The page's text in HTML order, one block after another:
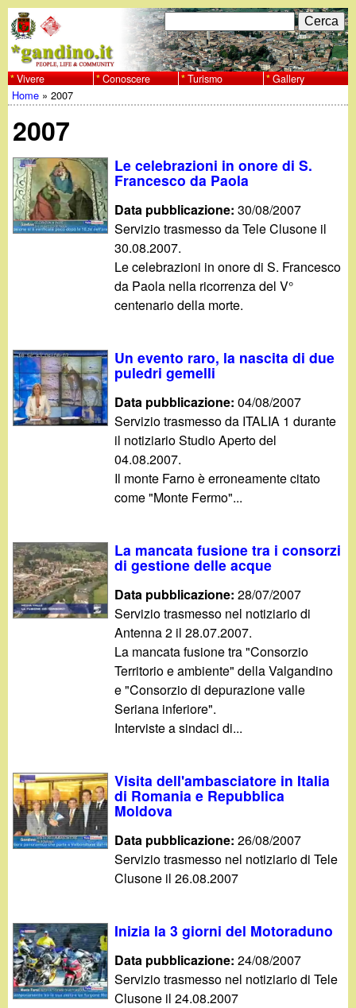
al
contenuto
w
w
w
.
g
d
i
n
i
t
F
o
r
d
i
r
i
c
e
c
a
C
e
r
c
Vivere Conoscere Turismo Gallery
Tu
sei
qui
Home »2007
2007
Le celebrazioni in onore di S.
Francesco da Paola
Data pubblicazione:30/08/2007
Servizio trasmesso da Tele Clusone il
30.08.2007.
Le celebrazioni in onore di S. Francesco
da Paola nella ricorrenza del V°
centenario della morte.
Un evento raro, la nascita di due
puledri gemelli
Data pubblicazione:04/08/2007
Servizio trasmesso da ITALIA 1 durante
il notiziario Studio Aperto del
04.08.2007.
Il monte Farno è erroneamente citato
come "Monte Fermo"...
La mancata fusione tra i consorzi
di gestione delle acque
Data pubblicazione:28/07/2007
Servizio trasmesso nel notiziario di
Antenna 2 il 28.07.2007.
La mancata fusione tra "Consorzio
Territorio e ambiente" della Valgandino
e "Consorzio di depurazione valle
Seriana inferiore".
Interviste a sindaci di...
Visita dell'ambasciatore in Italia
di Romania e Repubblica
Moldova
Data pubblicazione:26/08/2007
Servizio trasmesso nel notiziario di Tele
Clusone il 26.08.2007
Inizia la 3 giorni del Motoraduno
Data pubblicazione:24/08/2007
Servizio trasmesso nel notiziario di Tele
Clusone il 24.08.2007